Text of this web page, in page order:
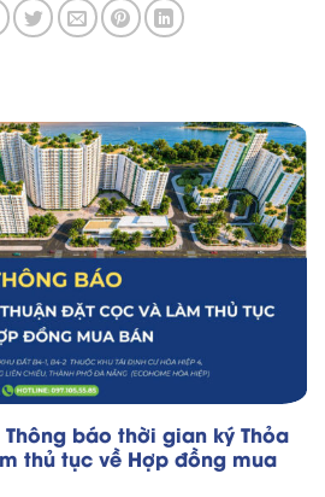
báo thời gian ký Thỏa
thủ tục về Hợp đồng mua